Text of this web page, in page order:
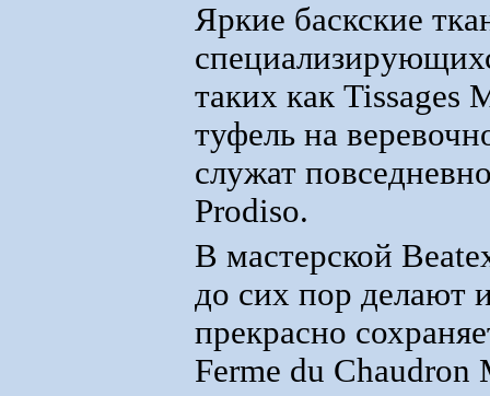
Яркие баскские
таких как
туфель на
служат
Prodiso.
В мастерской
до сих пор делают
прекрасно
Ferme du